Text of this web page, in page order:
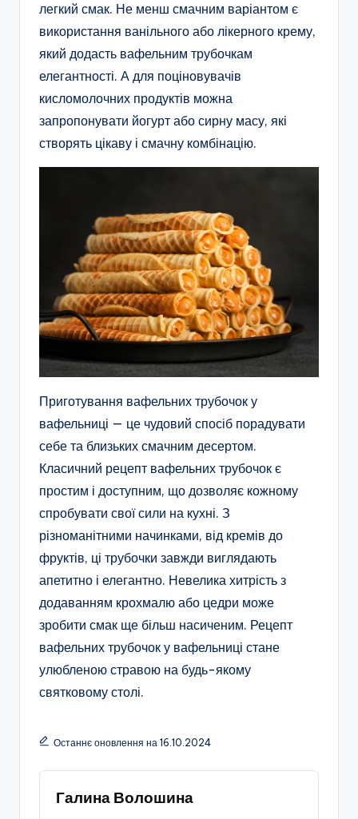
легкий смак. Не менш смачним варіантом є
використання ванільного або лікерного крему,
який додасть вафельним трубочкам
елегантності. А для поціновувачів
кисломолочних продуктів можна
запропонувати йогурт або сирну масу, які
створять цікаву і смачну комбінацію.
Приготування вафельних трубочок у
вафельниці — це чудовий спосіб порадувати
себе та близьких смачним десертом.
Класичний рецепт вафельних трубочок є
простим і доступним, що дозволяє кожному
спробувати свої сили на кухні. З
різноманітними начинками, від кремів до
фруктів, ці трубочки завжди виглядають
апетитно і елегантно. Невелика хитрість з
додаванням крохмалю або цедри може
зробити смак ще більш насиченим. Рецепт
вафельних трубочок у вафельниці стане
улюбленою стравою на будь-якому
святковому столі.
Останнє оновлення на 16.10.2024
Галина Волошина